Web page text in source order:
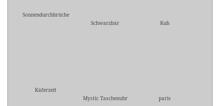
Sonnendurchbrüche
Schwarzbär
Kuh
Käferzeit
Mystic Taschenuhr
paris